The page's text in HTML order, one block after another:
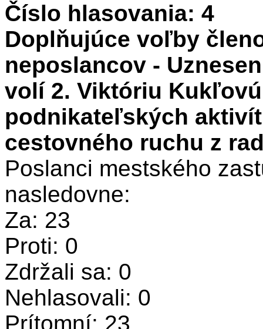
Číslo hlasovania: 4
Doplňujúce voľby
neposlancov -
volí 2. Viktóriu
podnikateľských
cestovného ruchu z
Poslanci mestského
nasledovne:
Za: 23
Proti: 0
Zdržali sa: 0
Nehlasovali: 0
Prítomní: 23